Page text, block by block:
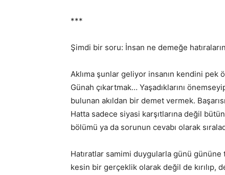
***
Şimdi bir soru: İnsan ne demeğe
Aklıma şunlar geliyor insanın kendini pek
Günah çıkartmak… Yaşadıklarını
bulunan akıldan bir demet vermek.
Hatta sadece siyasi karşıtlarına değil
bölümü ya da sorunun cevabı olarak
Hatıratlar samimi duygularla günü
kesin bir gerçeklik olarak değil de kırılıp,